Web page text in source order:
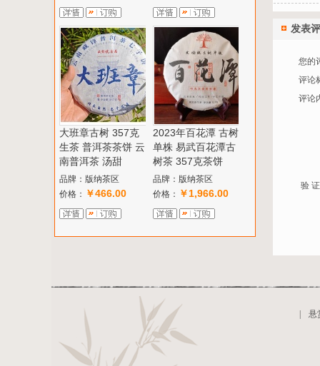
发表
您的
评论
评论
验
大班章古树 357克
生茶 普洱茶茶饼 云
南普洱茶 汤甜
品牌：版纳茶区
价格： ￥466.00
2023年百花潭 古树
单株 易武百花潭古
树茶 357克茶饼
品牌：版纳茶区
价格： ￥1,966.00
悬